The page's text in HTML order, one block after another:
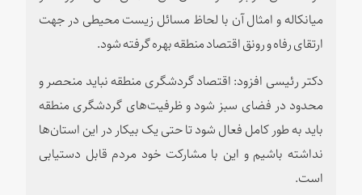
میانکاله و امثال آن با لحاظ مسائل زیست محیطی در جهت
ارتقای رفاه و رونق اقتصاد منطقه بهره گرفته شود.
دکتر رئیسی افزود: اقتصاد گردشگری منطقه نباید منحصر و
محدود در فضای سبز شود و ظرفیت‌های گردشگری منطقه
باید به طور کامل فعال شود تا حتی یک بیکار در این استان‌ها
نداشته باشیم و این با مشارکت خود مردم قابل دستیابی
است.